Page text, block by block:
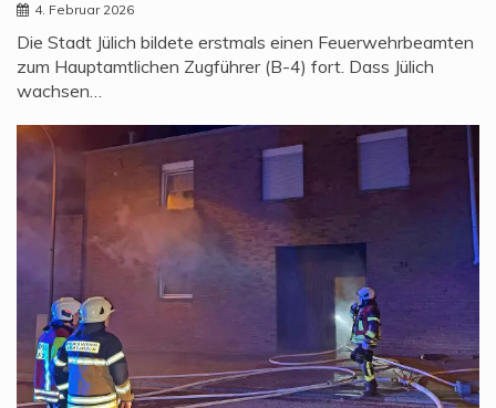
4. Februar 2026
Die Stadt Jülich bildete erstmals einen Feuerwehrbeamten
zum Hauptamtlichen Zugführer (B-4) fort. Dass Jülich
wachsen…